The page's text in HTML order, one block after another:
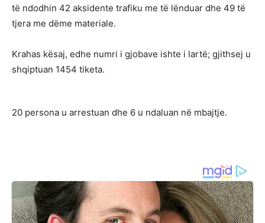
të ndodhin 42 aksidente trafiku me të lënduar dhe 49 të
tjera me dëme materiale.
Krahas kësaj, edhe numri i gjobave ishte i lartë; gjithsej u
shqiptuan 1454 tiketa.
20 persona u arrestuan dhe 6 u ndaluan në mbajtje.